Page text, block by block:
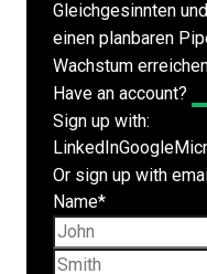
Gleichgesinnten
einen planbaren
Wachstum
Have an account?
Sign up with:
LinkedInGoogle
Or sign up with
Name*